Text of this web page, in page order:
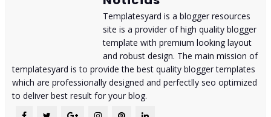
Templatesyard is a blogger resources
site is a provider of high quality blogger
template with premium looking layout
and robust design. The main mission of
templatesyard is to provide the best quality blogger templates
which are professionally designed and perfectlly seo optimized
to deliver best result for your blog.